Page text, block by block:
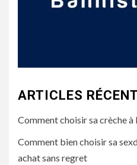
ARTICLES
Comment choisir sa crèche à
Comment bien choisir sa
achat sans regret